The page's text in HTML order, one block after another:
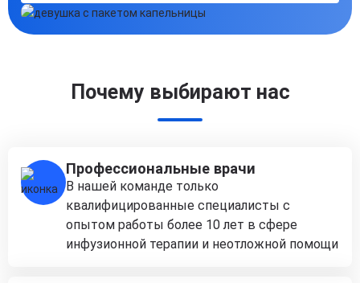
Почему выбирают нас
Профессиональные врачи
В нашей команде только
квалифицированные специалисты с
опытом работы более 10 лет в сфере
инфузионной терапии и неотложной помощи